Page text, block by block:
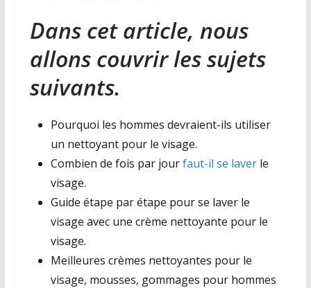
Dans cet article, nous
allons couvrir les sujets
suivants.
Pourquoi les hommes devraient-ils utiliser
un nettoyant pour le visage.
Combien de fois par jourfaut-il se laverle
visage.
Guide étape par étape pour se laver le
visage avec une crème nettoyante pour le
visage.
Meilleures crèmes nettoyantes pour le
visage, mousses, gommages pour hommes